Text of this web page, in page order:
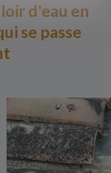
d'eau en
se passe